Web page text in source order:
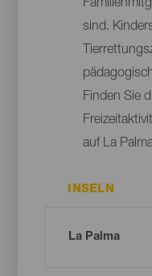
sind.
Finden Sie
auf La
INSELN